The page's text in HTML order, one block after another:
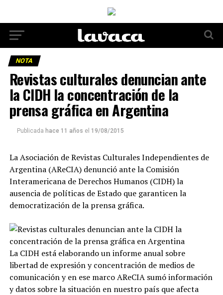
NOTA
Revistas culturales denuncian ante
la CIDH la concentración de la
prensa gráfica en Argentina
Publicada hace 11 años el 19/08/2015
La Asociación de Revistas Culturales Independientes de
Argentina (AReCIA) denunció ante la Comisión
Interamericana de Derechos Humanos (CIDH) la
ausencia de políticas de Estado que garanticen la
democratización de la prensa gráfica.
La CIDH está elaborando un informe anual sobre
libertad de expresión y concentración de medios de
comunicación y en ese marco AReCIA sumó información
y datos sobre la situación en nuestro país que afecta